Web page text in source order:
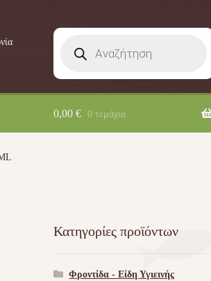
search
0,00 € 0 τεμάχια
Κατηγορίες προϊόντων
Φροντίδα - Είδη Υγιεινής